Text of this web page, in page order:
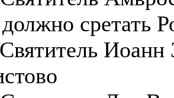
сретать
Иоанн